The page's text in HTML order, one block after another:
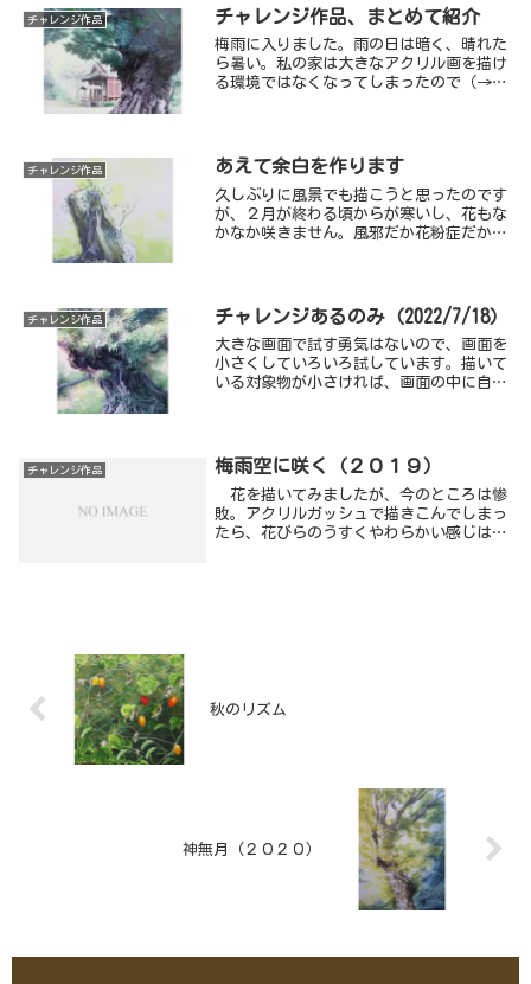
が多く、私は「好きな木をみつけてしっか
り描こう。」というのが好きだったので、
そんな指導をしてきて自分でもまあまあ描
けるようになっていたというのもありま
す。
チャレンジ作品 チャレンジ作品、まとめて紹介
梅雨に入りました。雨の日は暗く、晴れた
ら暑い。私の家は大きなアクリル画を描け
る環境ではなくなってしまったので（→雨
チャレンジ作品 あえて余白を作ります
久しぶりに風景でも描こうと思ったのです
が、２月が終わる頃からが寒いし、花もな
かなか咲きません。風邪だか花粉症だかわ
ました。
チャレンジ作品 チャレンジあるのみ（2022/7/18）
大きな画面で試す勇気はないので、画面を
小さくしていろいろ試しています。描いて
いる対象物が小さければ、画面の中に自由
するしかありません。
チャレンジ作品 梅雨空に咲く（２０１９）
花を描いてみましたが、今のところは惨
敗。アクリルガッシュで描きこんでしまっ
たら、花びらのうすくやわらかい感じは出
秋のリズム
神無月（２０２０）